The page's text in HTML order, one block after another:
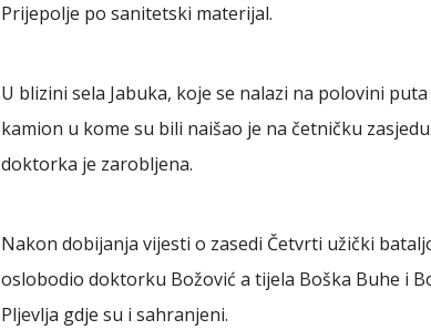
Prijepolje po sanitetski materijal.
U blizini sela Jabuka, koje se nalazi na polovini
kamion u kome su bili naišao je na četničku
doktorka je zarobljena.
Nakon dobijanja vijesti o zasedi Četvrti užički
oslobodio doktorku Božović a tijela Boška Buhe i
Pljevlja gdje su i sahranjeni.